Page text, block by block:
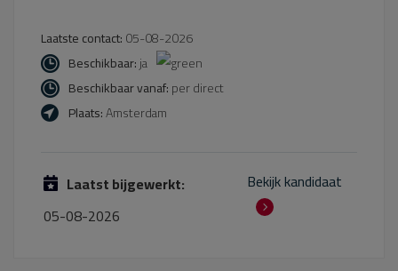
Laatste contact:05-08-2026
Beschikbaar:ja
Beschikbaar vanaf:per direct
Plaats:Amsterdam
Laatst bijgewerkt:
05-08-2026
Bekijk kandidaat